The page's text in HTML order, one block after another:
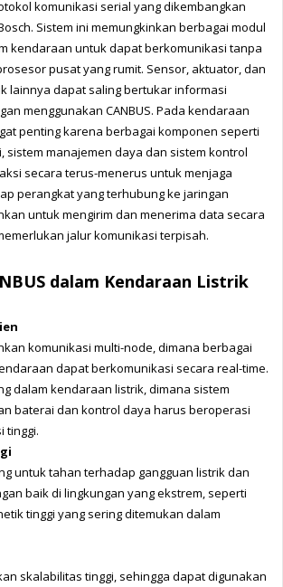
komunikasi serial yang dikembangkan
Sistem ini memungkinkan berbagai modul
kendaraan untuk dapat berkomunikasi tanpa
pusat yang rumit. Sensor, aktuator, dan
lainnya dapat saling bertukar informasi
menggunakan CANBUS. Pada kendaraan
penting karena berbagai komponen seperti
sistem manajemen daya dan sistem kontrol
secara terus-menerus untuk menjaga
perangkat yang terhubung ke jaringan
untuk mengirim dan menerima data secara
jalur komunikasi terpisah.
dalam Kendaraan Listrik
komunikasi multi-node, dimana berbagai
dapat berkomunikasi secara real-time.
dalam kendaraan listrik, dimana sistem
baterai dan kontrol daya harus beroperasi
tinggi.
untuk tahan terhadap gangguan listrik dan
baik di lingkungan yang ekstrem, seperti
tinggi yang sering ditemukan dalam
skalabilitas tinggi, sehingga dapat digunakan